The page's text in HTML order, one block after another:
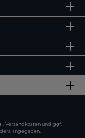
Versandkosten und ggf.
angegeben.